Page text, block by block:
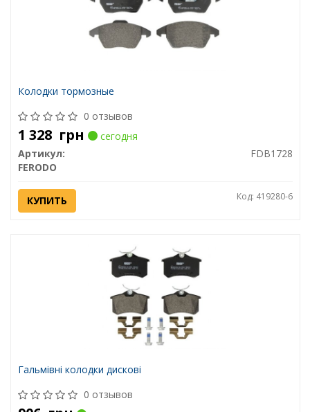
Колодки тормозные
0 отзывов
1 328 грн
сегодня
Артикул:
FDB1728
FERODO
КУПИТЬ Код: 419280-6
Гальмівні колодки дискові
0 отзывов